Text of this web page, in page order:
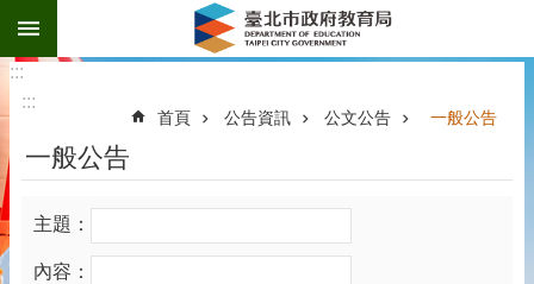
跳到主要內容區塊
:::
:::
首頁 公告資訊 公文公告 一般公告
一般公告
主題：
內容：